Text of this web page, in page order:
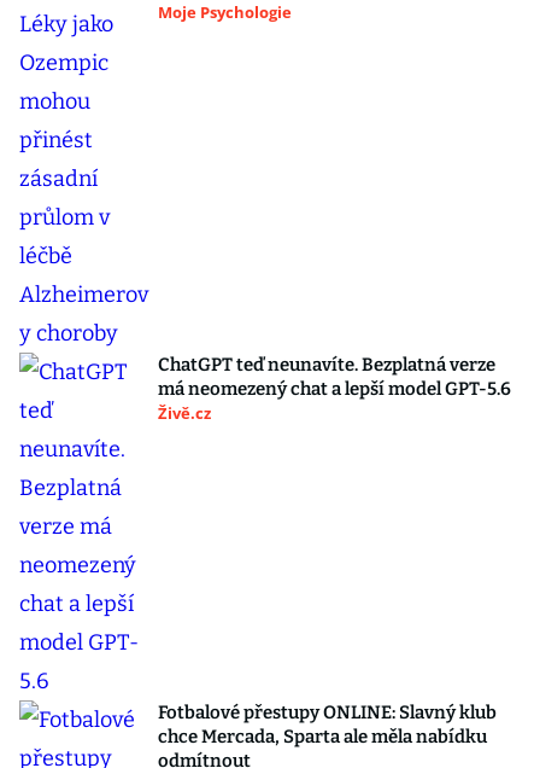
Moje Psychologie
ChatGPT teď neunavíte. Bezplatná verze
má neomezený chat a lepší model GPT-5.6
Živě.cz
Fotbalové přestupy ONLINE: Slavný klub
chce Mercada, Sparta ale měla nabídku
odmítnout